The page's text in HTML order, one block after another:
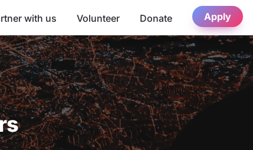
with us Volunteer Donate Apply